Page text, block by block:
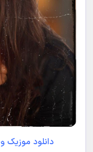
دانلود موزیک